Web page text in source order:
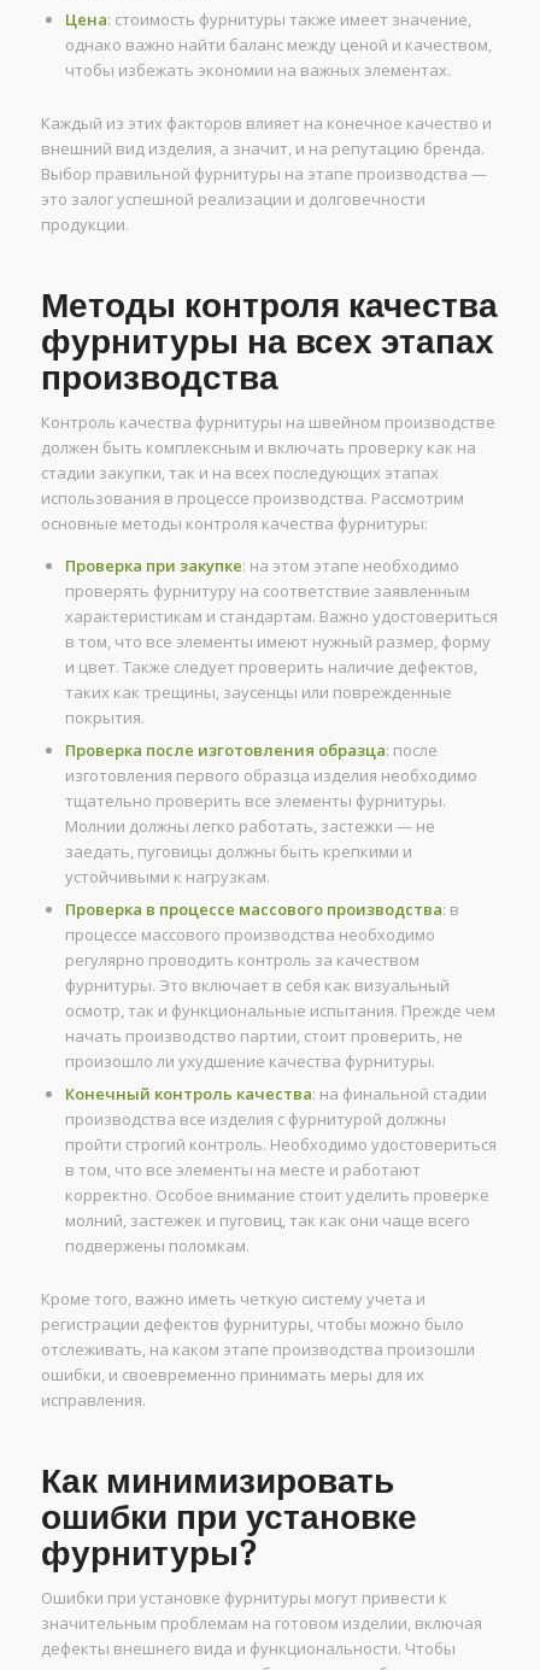
Цена: стоимость фурнитуры также имеет значение,
однако важно найти баланс между ценой и качеством,
чтобы избежать экономии на важных элементах.
Каждый из этих факторов влияет на конечное качество и
внешний вид изделия, а значит, и на репутацию бренда.
Выбор правильной фурнитуры на этапе производства —
это залог успешной реализации и долговечности
продукции.
Методы контроля качества
фурнитуры на всех этапах
производства
Контроль качества фурнитуры на швейном производстве
должен быть комплексным и включать проверку как на
стадии закупки, так и на всех последующих этапах
использования в процессе производства. Рассмотрим
основные методы контроля качества фурнитуры:
Проверка при закупке: на этом этапе необходимо
проверять фурнитуру на соответствие заявленным
характеристикам и стандартам. Важно удостовериться
в том, что все элементы имеют нужный размер, форму
и цвет. Также следует проверить наличие дефектов,
таких как трещины, заусенцы или поврежденные
покрытия.
Проверка после изготовления образца: после
изготовления первого образца изделия необходимо
тщательно проверить все элементы фурнитуры.
Молнии должны легко работать, застежки — не
заедать, пуговицы должны быть крепкими и
устойчивыми к нагрузкам.
Проверка в процессе массового производства: в
процессе массового производства необходимо
регулярно проводить контроль за качеством
фурнитуры. Это включает в себя как визуальный
осмотр, так и функциональные испытания. Прежде чем
начать производство партии, стоит проверить, не
произошло ли ухудшение качества фурнитуры.
Конечный контроль качества: на финальной стадии
производства все изделия с фурнитурой должны
пройти строгий контроль. Необходимо удостовериться
в том, что все элементы на месте и работают
корректно. Особое внимание стоит уделить проверке
молний, застежек и пуговиц, так как они чаще всего
подвержены поломкам.
Кроме того, важно иметь четкую систему учета и
регистрации дефектов фурнитуры, чтобы можно было
отслеживать, на каком этапе производства произошли
ошибки, и своевременно принимать меры для их
исправления.
Как минимизировать
ошибки при установке
фурнитуры?
Ошибки при установке фурнитуры могут привести к
значительным проблемам на готовом изделии, включая
дефекты внешнего вида и функциональности. Чтобы